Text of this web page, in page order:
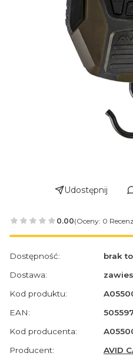
Udostępnij
0.00(Oceny: 0
Dostępność:
brak
Dostawa:
Kod produktu:
EAN:
Kod producenta:
Producent:
AVID